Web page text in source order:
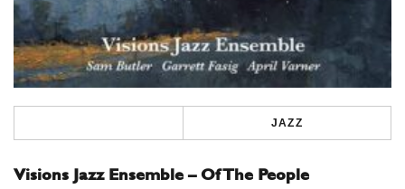
JAZZ
Visions Jazz Ensemble – Of The People